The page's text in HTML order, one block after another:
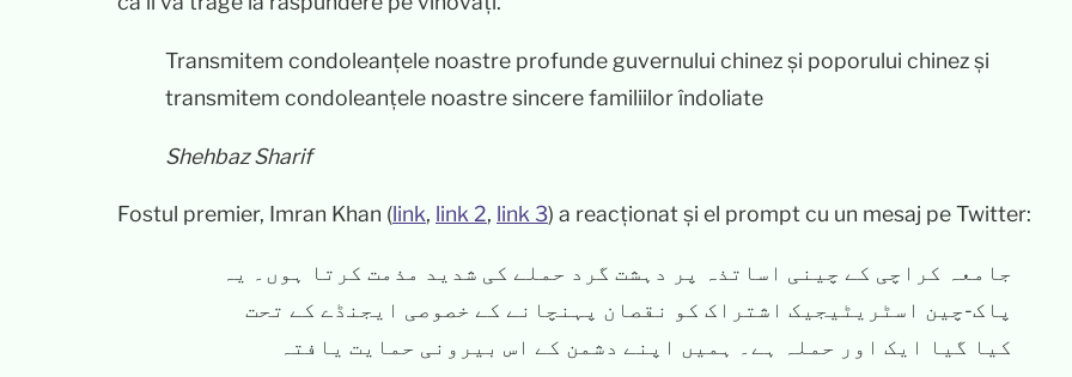
Transmitem condoleanțele noastre profunde guvernului chinez și poporului chinez și
transmitem condoleanțele noastre sincere familiilor îndoliate
Shehbaz Sharif
Fostul premier, Imran Khan (link, link 2, link 3) a reacționat și el prompt cu un mesaj pe Twitter:
جامعہ کراچی کے چینی اساتذہ پر دہشت گرد حملے کی شدید مذمت کرتا ہوں۔ یہ
پاک-چین اسٹریٹیجیک اشتراک کو نقصان پہنچانے کے خصوصی ایجنڈے کے تحت
کیا گیا ایک اور حملہ ہے۔ ہمیں اپنے دشمن کے اس بیرونی حمایت یافتہ